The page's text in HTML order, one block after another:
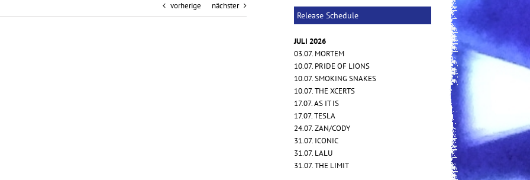
vorherige nächster
Release Schedule
JULI 2026
03.07. MORTEM
10.07. PRIDE OF LIONS
10.07. SMOKING SNAKES
10.07. THE XCERTS
17.07. AS IT IS
17.07. TESLA
24.07. ZAN/CODY
31.07. ICONIC
31.07. LALU
31.07. THE LIMIT